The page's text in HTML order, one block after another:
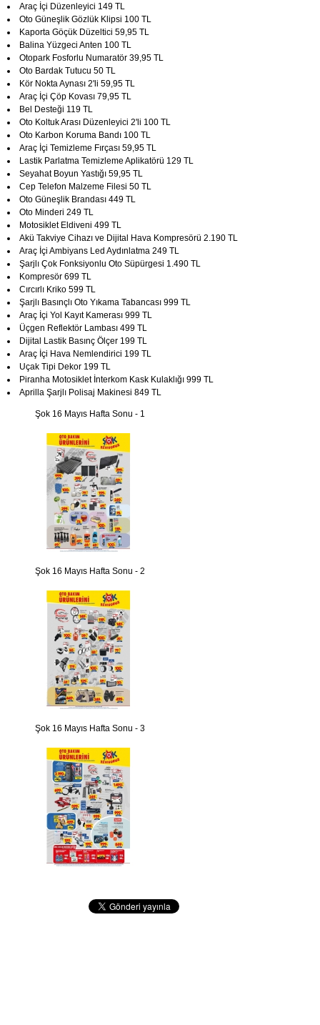
Araç İçi Düzenleyici 149 TL
Oto Güneşlik Gözlük Klipsi 100 TL
Kaporta Göçük Düzeltici 59,95 TL
Balina Yüzgeci Anten 100 TL
Otopark Fosforlu Numaratör 39,95 TL
Oto Bardak Tutucu 50 TL
Kör Nokta Aynası 2'li 59,95 TL
Araç İçi Çöp Kovası 79,95 TL
Bel Desteği 119 TL
Oto Koltuk Arası Düzenleyici 2'li 100 TL
Oto Karbon Koruma Bandı 100 TL
Araç İçi Temizleme Fırçası 59,95 TL
Lastik Parlatma Temizleme Aplikatörü 129 TL
Seyahat Boyun Yastığı 59,95 TL
Cep Telefon Malzeme Filesi 50 TL
Oto Güneşlik Brandası 449 TL
Oto Minderi 249 TL
Motosiklet Eldiveni 499 TL
Akü Takviye Cihazı ve Dijital Hava Kompresörü 2.190 TL
Araç İçi Ambiyans Led Aydınlatma 249 TL
Şarjlı Çok Fonksiyonlu Oto Süpürgesi 1.490 TL
Kompresör 699 TL
Cırcırlı Kriko 599 TL
Şarjlı Basınçlı Oto Yıkama Tabancası 999 TL
Araç İçi Yol Kayıt Kamerası 999 TL
Üçgen Reflektör Lambası 499 TL
Dijital Lastik Basınç Ölçer 199 TL
Araç İçi Hava Nemlendirici 199 TL
Uçak Tipi Dekor 199 TL
Piranha Motosiklet İnterkom Kask Kulaklığı 999 TL
Aprilla Şarjlı Polisaj Makinesi 849 TL
Şok 16 Mayıs Hafta Sonu - 1
Şok 16 Mayıs Hafta Sonu - 2
Şok 16 Mayıs Hafta Sonu - 3